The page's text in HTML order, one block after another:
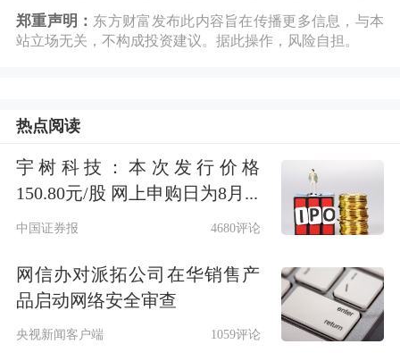
郑重声明： 东方财富发布此内容旨在传播更多信息，与本
站立场无关，不构成投资建议。据此操作，风险自担。
热点阅读
宇树科技：本次发行价格
150.80元/股 网上申购日为8月...
中国证券报 4680评论
网信办对派拓公司在华销售产
品启动网络安全审查
央视新闻客户端 1059评论